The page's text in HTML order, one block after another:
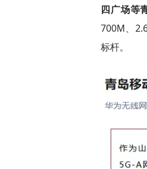
四广场等
700M、
标杆。